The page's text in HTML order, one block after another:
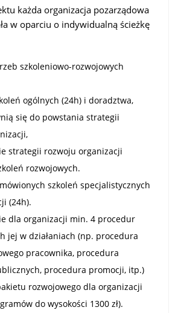
każda organizacja pozarządowa
w oparciu o indywidualną ścieżkę
szkoleniowo-rozwojowych
ogólnych (24h) i doradztwa,
się do powstania strategii
strategii rozwoju organizacji
rozwojowych.
szkoleń specjalistycznych
(24h).
dla organizacji min. 4 procedur
jej w działaniach (np. procedura
pracownika, procedura
procedura promocji, itp.)
rozwojowego dla organizacji
do wysokości 1300 zł).